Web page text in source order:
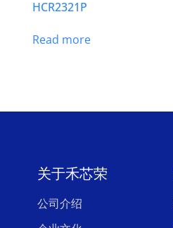
HCR2321P
Read more
关于禾芯荣
公司介绍